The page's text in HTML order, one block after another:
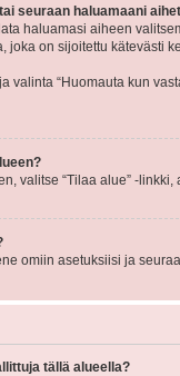
seuraan haluamaani
haluamasi aiheen
joka on sijoitettu kätevästi
valinta “Huomauta kun
valitse “Tilaa alue” -
omiin asetuksiisi ja
tällä alueella?